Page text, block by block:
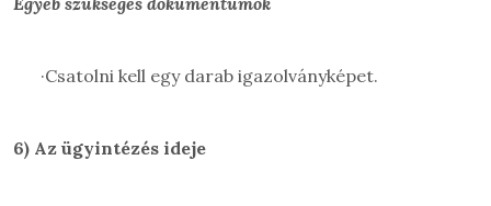
·Csatolni kell egy darab igazolványképet.
6) Az ügyintézés ideje